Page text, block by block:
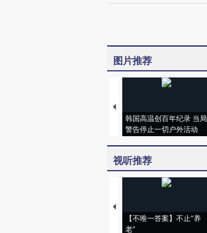
图片推荐
韩国高温创百年纪录 当局
警告停止一切户外活动
视听推荐
【不唯一答案】不止“养
老”